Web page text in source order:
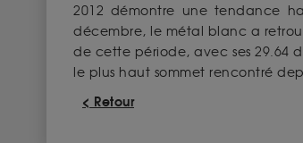
2012 démontre une tendance
décembre, le métal blanc a
de cette période, avec ses 29.64
le plus haut sommet rencontré
< Retour